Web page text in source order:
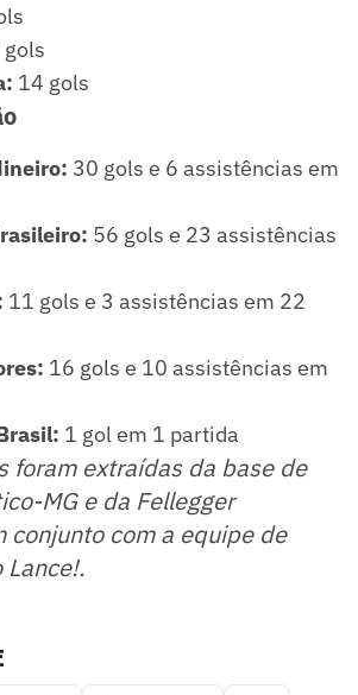
14 gols
30 gols e 6 assistências em
56 gols e 23 assistências
11 gols e 3 assistências em 22
16 gols e 10 assistências em
1 gol em 1 partida
foram extraídas da base de
MG e da Fellegger
conjunto com a equipe de